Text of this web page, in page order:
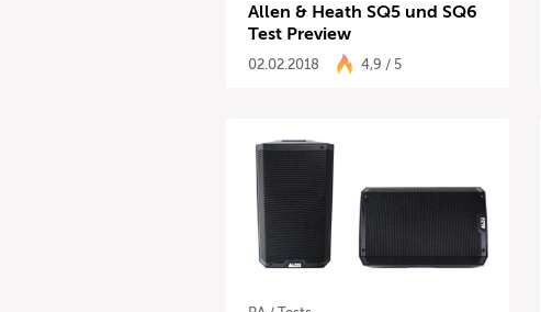
Allen & Heath SQ5 und SQ6
Test Preview
02.02.2018 4,9 / 5